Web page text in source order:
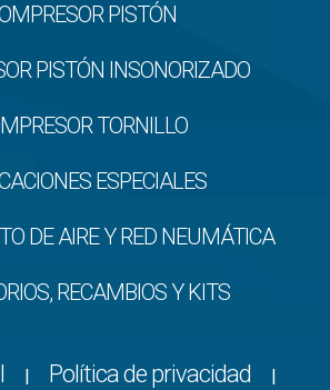
PISTÓN
PISTÓN INSONORIZADO
TORNILLO
ESPECIALES
DE AIRE Y RED NEUMÁTICA
RECAMBIOS Y KITS
Política de privacidad